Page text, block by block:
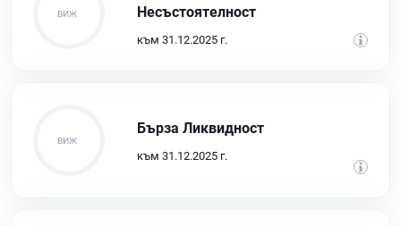
Несъстоятелност
към 31.12.2025 г.
Бърза Ликвидност
към 31.12.2025 г.